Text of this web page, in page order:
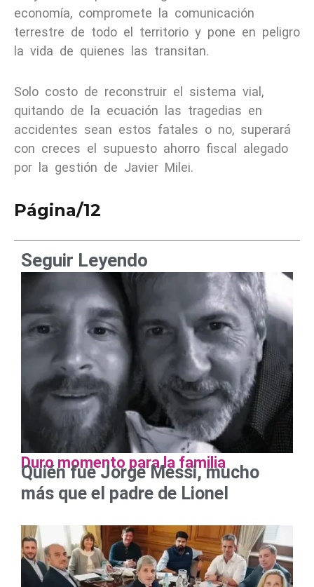
economía, compromete la comunicación
terrestre de todo el territorio y pone en peligro
la vida de quienes las transitan.
Solo costo de reconstruir el sistema vial,
quitando de la ecuación las tragedias en
accidentes sean estos fatales o no, superará
con creces el supuesto ahorro fiscal alegado
por la gestión de Javier Milei.
Página/12
Seguir Leyendo
Duro momento para la familia
Quién fue Jorge Messi, mucho
más que el padre de Lionel